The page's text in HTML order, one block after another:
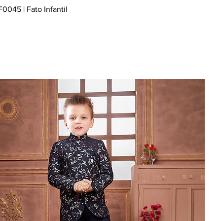
| Fato Infantil